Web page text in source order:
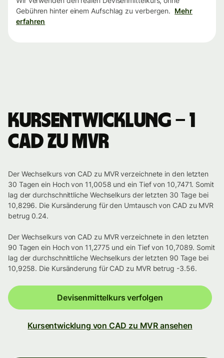
Gebühren hinter einem Aufschlag zu verbergen. Mehr
erfahren
Kursentwicklung – 1
CAD zu MVR
Der Wechselkurs von CAD zu MVR verzeichnete in den letzten
30 Tagen ein Hoch von 11,0058 und ein Tief von 10,7471. Somit
lag der durchschnittliche Wechselkurs der letzten 30 Tage bei
10,8296. Die Kursänderung für den Umtausch von CAD zu MVR
betrug 0.24.
Der Wechselkurs von CAD zu MVR verzeichnete in den letzten
90 Tagen ein Hoch von 11,2775 und ein Tief von 10,7089. Somit
lag der durchschnittliche Wechselkurs der letzten 90 Tage bei
10,9258. Die Kursänderung für CAD zu MVR betrug -3.56.
Devisenmittelkurs verfolgen
Kursentwicklung von CAD zu MVR ansehen